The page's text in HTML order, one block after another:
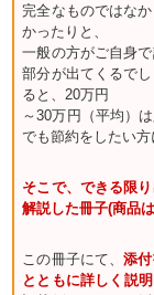
完全なものではな
かったりと、
一般の方がご自身
部分が出てくるで
ると、20万円
～30万円（平均）
でも節約をしたい方
そこで、できる限
解説した冊子(商品
この冊子にて、添
とともに詳しく説